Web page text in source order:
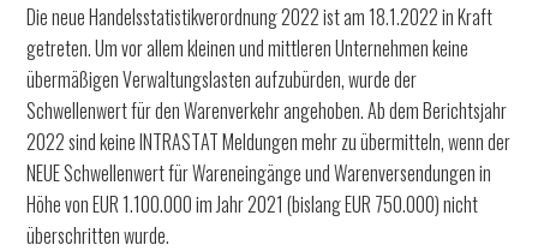
Die neue Handelsstatistikverordnung 2022 ist am 18.1.2022 in Kraft
getreten. Um vor allem kleinen und mittleren Unternehmen keine
übermäßigen Verwaltungslasten aufzubürden, wurde der
Schwellenwert für den Warenverkehr angehoben. Ab dem Berichtsjahr
2022 sind keine INTRASTAT Meldungen mehr zu übermitteln, wenn der
NEUE Schwellenwert für Wareneingänge und Warenversendungen in
Höhe von EUR 1.100.000 im Jahr 2021 (bislang EUR 750.000) nicht
überschritten wurde.